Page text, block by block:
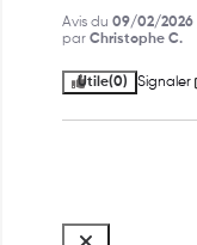
Avis du 09/02/2026
par Christophe C.
Utile(0) Signaler